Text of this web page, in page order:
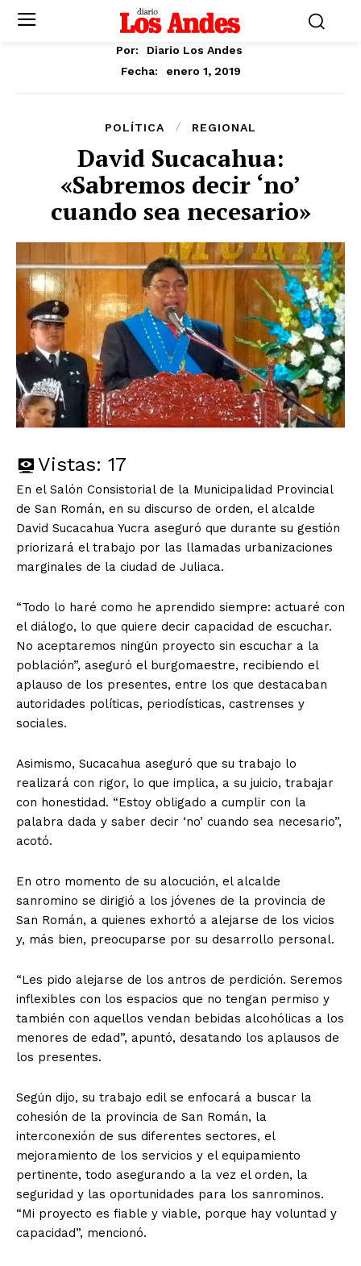
Por:
Diario Los Andes
Fecha:
enero 1, 2019
POLÍTICA REGIONAL
David Sucacahua:
«Sabremos decir ‘no’
cuando sea necesario»
Vistas: 17
En el Salón Consistorial de la Municipalidad Provincial
de San Román, en su discurso de orden, el alcalde
David Sucacahua Yucra aseguró que durante su gestión
priorizará el trabajo por las llamadas urbanizaciones
marginales de la ciudad de Juliaca.
“Todo lo haré como he aprendido siempre: actuaré con
el diálogo, lo que quiere decir capacidad de escuchar.
No aceptaremos ningún proyecto sin escuchar a la
población”, aseguró el burgomaestre, recibiendo el
aplauso de los presentes, entre los que destacaban
autoridades políticas, periodísticas, castrenses y
sociales.
Asimismo, Sucacahua aseguró que su trabajo lo
realizará con rigor, lo que implica, a su juicio, trabajar
con honestidad. “Estoy obligado a cumplir con la
palabra dada y saber decir ‘no’ cuando sea necesario”,
acotó.
En otro momento de su alocución, el alcalde
sanromino se dirigió a los jóvenes de la provincia de
San Román, a quienes exhortó a alejarse de los vicios
y, más bien, preocuparse por su desarrollo personal.
“Les pido alejarse de los antros de perdición. Seremos
inflexibles con los espacios que no tengan permiso y
también con aquellos vendan bebidas alcohólicas a los
menores de edad”, apuntó, desatando los aplausos de
los presentes.
Según dijo, su trabajo edil se enfocará a buscar la
cohesión de la provincia de San Román, la
interconexión de sus diferentes sectores, el
mejoramiento de los servicios y el equipamiento
pertinente, todo asegurando a la vez el orden, la
seguridad y las oportunidades para los sanrominos.
“Mi proyecto es fiable y viable, porque hay voluntad y
capacidad”, mencionó.